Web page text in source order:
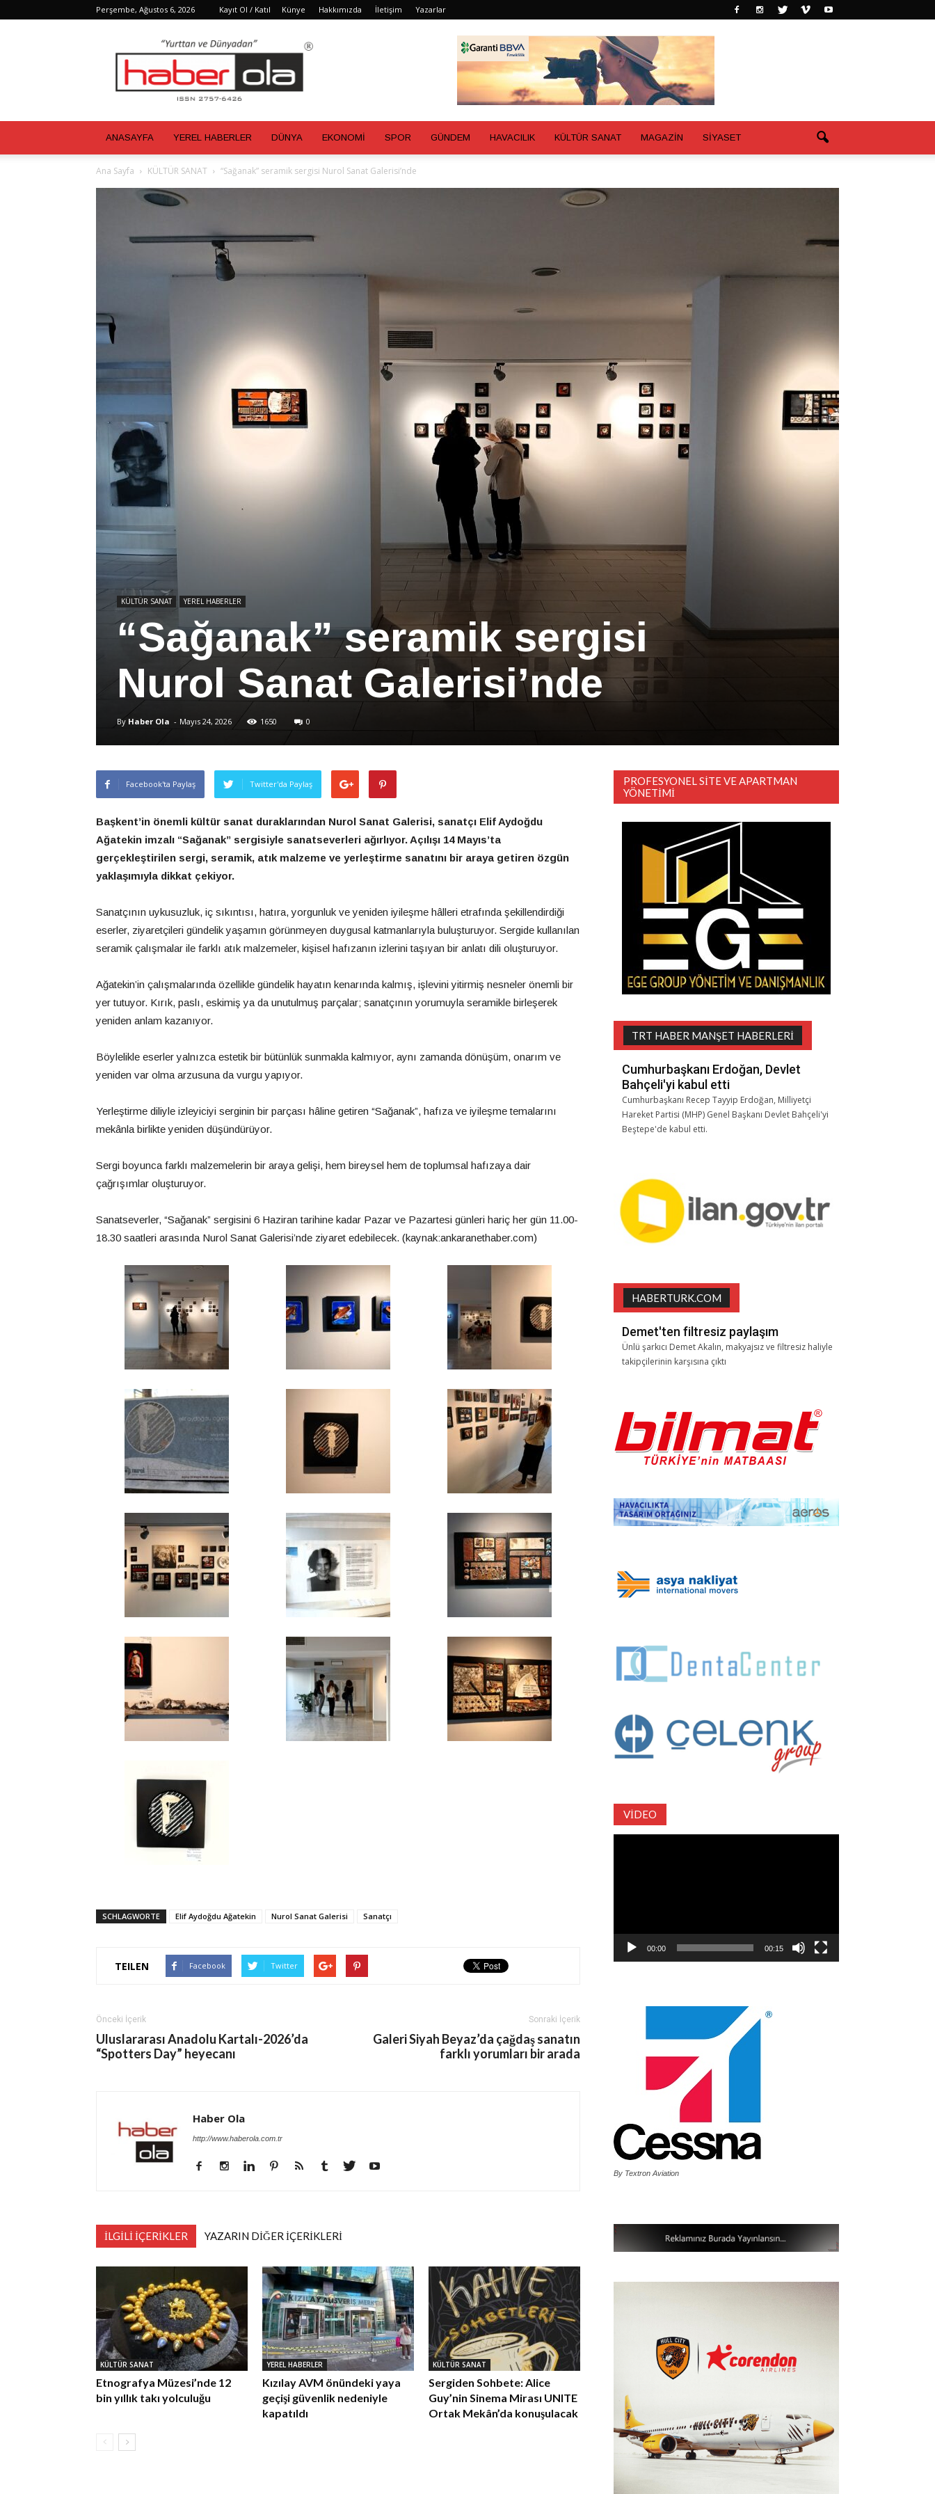
Perşembe, Ağustos 6, 2026 Kayıt Ol / Katıl Künye Hakkımızda İletişim Yazarlar
ANASAYFA YEREL HABERLER DÜNYA EKONOMİ SPOR GÜNDEM HAVACILIK KÜLTÜR SANAT MAGAZİN SİYASET
Ana Sayfa KÜLTÜR SANAT “Sağanak” seramik sergisi Nurol Sanat Galerisi’nde
KÜLTÜR SANAT YEREL HABERLER
“Sağanak” seramik sergisi
Nurol Sanat Galerisi’nde
By Haber Ola - Mayıs 24, 2026 1650 0
Facebook'ta Paylaş Twitter'da Paylaş
Başkent’in önemli kültür sanat duraklarından Nurol Sanat Galerisi, sanatçı Elif Aydoğdu
Ağatekin imzalı “Sağanak” sergisiyle sanatseverleri ağırlıyor. Açılışı 14 Mayıs’ta
gerçekleştirilen sergi, seramik, atık malzeme ve yerleştirme sanatını bir araya getiren özgün
yaklaşımıyla dikkat çekiyor.
Sanatçının uykusuzluk, iç sıkıntısı, hatıra, yorgunluk ve yeniden iyileşme hâlleri etrafında şekillendirdiği
eserler, ziyaretçileri gündelik yaşamın görünmeyen duygusal katmanlarıyla buluşturuyor. Sergide kullanılan
seramik çalışmalar ile farklı atık malzemeler, kişisel hafızanın izlerini taşıyan bir anlatı dili oluşturuyor.
Ağatekin’in çalışmalarında özellikle gündelik hayatın kenarında kalmış, işlevini yitirmiş nesneler önemli bir
yer tutuyor. Kırık, paslı, eskimiş ya da unutulmuş parçalar; sanatçının yorumuyla seramikle birleşerek
yeniden anlam kazanıyor.
Böylelikle eserler yalnızca estetik bir bütünlük sunmakla kalmıyor, aynı zamanda dönüşüm, onarım ve
yeniden var olma arzusuna da vurgu yapıyor.
Yerleştirme diliyle izleyiciyi serginin bir parçası hâline getiren “Sağanak”, hafıza ve iyileşme temalarını
mekânla birlikte yeniden düşündürüyor.
Sergi boyunca farklı malzemelerin bir araya gelişi, hem bireysel hem de toplumsal hafızaya dair
çağrışımlar oluşturuyor.
Sanatseverler, “Sağanak” sergisini 6 Haziran tarihine kadar Pazar ve Pazartesi günleri hariç her gün 11.00-
18.30 saatleri arasında Nurol Sanat Galerisi’nde ziyaret edebilecek. (kaynak:ankaranethaber.com)
SCHLAGWORTE Elif Aydoğdu Ağatekin Nurol Sanat Galerisi Sanatçı
TEILEN Facebook Twitter
Önceki İçerik
Uluslararası Anadolu Kartalı-2026’da
“Spotters Day” heyecanı
Sonraki İçerik
Galeri Siyah Beyaz’da çağdaş sanatın
farklı yorumları bir arada
Haber Ola
http://www.haberola.com.tr
İLGİLİ İÇERİKLER YAZARIN DİĞER İÇERİKLERİ
KÜLTÜR SANAT
Etnografya Müzesi’nde 12
bin yıllık takı yolculuğu
YEREL HABERLER
Kızılay AVM önündeki yaya
geçişi güvenlik nedeniyle
kapatıldı
KÜLTÜR SANAT
Sergiden Sohbete: Alice
Guy’nin Sinema Mirası UNITE
Ortak Mekân’da konuşulacak
PROFESYONEL SITE VE APARTMAN
YÖNETIMI
TRT HABER MANŞET HABERLERI
Cumhurbaşkanı Erdoğan, Devlet
Bahçeli'yi kabul etti
Cumhurbaşkanı Recep Tayyip Erdoğan, Milliyetçi
Hareket Partisi (MHP) Genel Başkanı Devlet Bahçeli'yi
Beştepe'de kabul etti.
HABERTURK.COM
Demet'ten filtresiz paylaşım
Ünlü şarkıcı Demet Akalın, makyajsız ve filtresiz haliyle
takipçilerinin karşısına çıktı
VIDEO
00:00 00:15
By Textron Aviation